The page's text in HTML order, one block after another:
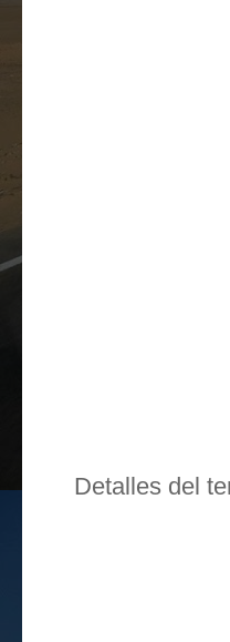
Detalles del